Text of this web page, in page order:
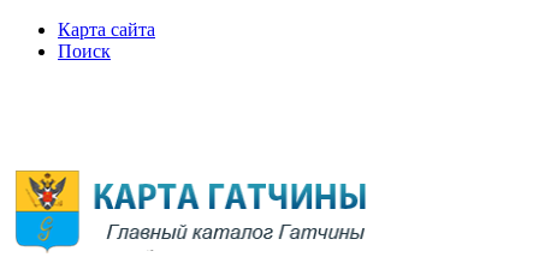
Карта сайта
Поиск